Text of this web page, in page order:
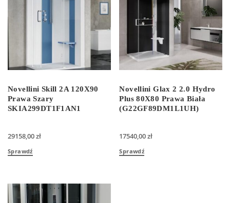
Novellini Skill 2A 120X90
Prawa Szary
SKIA299DT1F1AN1
29158,00zł
Sprawdź
Novellini Glax 2 2.0 Hydro
Plus 80X80 Prawa Biała
(G22GF89DM1L1UH)
17540,00zł
Sprawdź